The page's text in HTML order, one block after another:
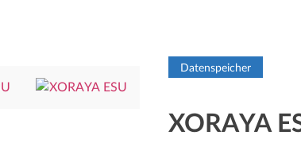
XORAYA
Datenspeicher